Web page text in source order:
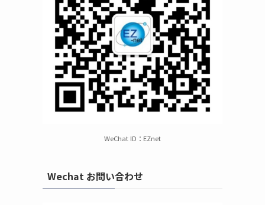
WeChat ID：EZnet
Wechat お問い合わせ